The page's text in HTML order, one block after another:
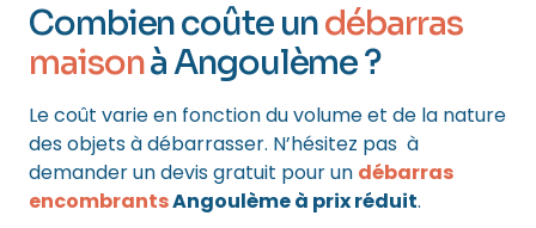
Combien coûte undébarras
maisonà Angoulème ?
Le coût varie en fonction du volume et de la nature
des objets à débarrasser. N’hésitez pas à
demander un devis gratuit pour un débarras
encombrantsAngoulème à prix réduit.